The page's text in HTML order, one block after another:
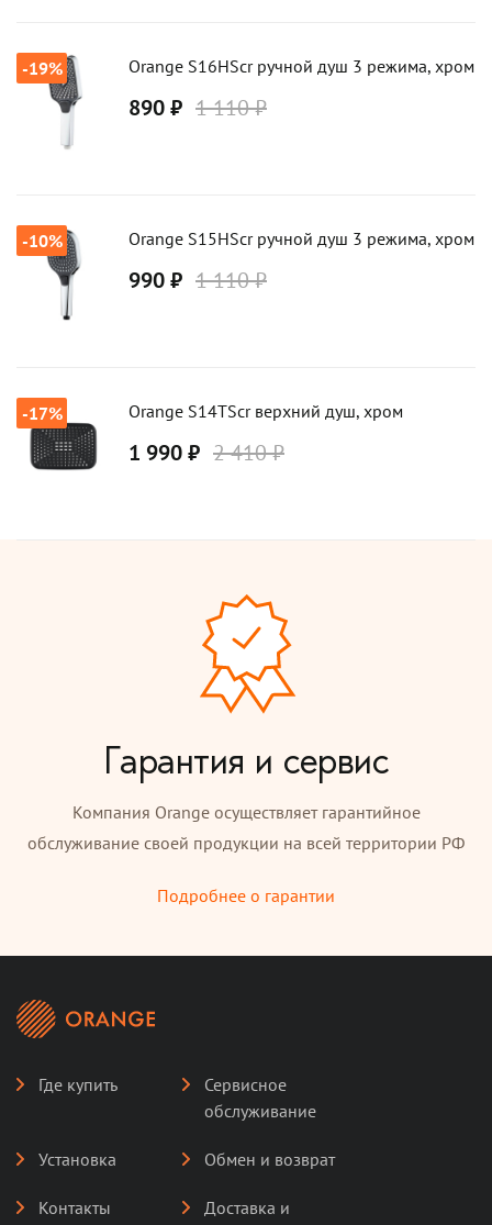
-19% Orange S16HScr ручной душ 3 режима, хром
890 ₽ 1 110 ₽
-10% Orange S15HScr ручной душ 3 режима, хром
990 ₽ 1 110 ₽
-17% Orange S14TScr верхний душ, хром
1 990 ₽ 2 410 ₽
Гарантия и сервис
Компания Orange осуществляет гарантийное
обслуживание своей продукции на всей территории РФ
Подробнее о гарантии
Где купить
Сервисное
обслуживание
Установка Обмен и возврат
Контакты
Доставка и